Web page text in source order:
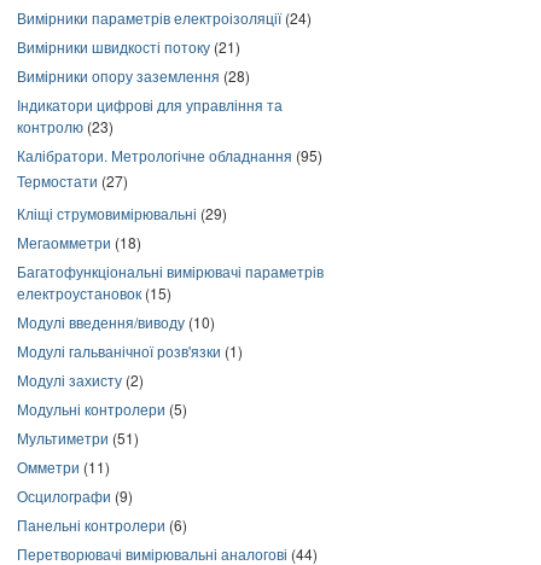
Вимірники параметрів електроізоляції(24)
Вимірники швидкості потоку (21)
Вимірники опору заземлення (28)
Індикатори цифрові для управління та
контролю (23)
Калібратори. Метрологічне обладнання (95)
Термостати (27)
Кліщі струмовимірювальні (29)
Мегаомметри (18)
Багатофункціональні вимірювачі параметрів
електроустановок (15)
Модулі введення/виводу (10)
Модулі гальванічної розв'язки (1)
Модулі захисту (2)
Модульні контролери (5)
Мультиметри (51)
Омметри (11)
Осцилографи (9)
Панельні контролери (6)
Перетворювачі вимірювальні аналогові (44)